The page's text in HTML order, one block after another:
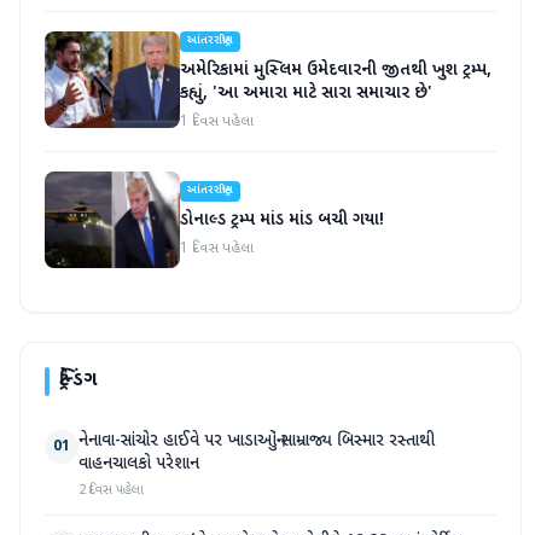
આંતરરાષ્ટ્રીય
અમેરિકામાં મુસ્લિમ ઉમેદવારની જીતથી ખુશ ટ્રમ્પ,
કહ્યું, 'આ અમારા માટે સારા સમાચાર છે'
1 દિવસ પહેલા
આંતરરાષ્ટ્રીય
ડોનાલ્ડ ટ્રમ્પ માંડ માંડ બચી ગયા!
1 દિવસ પહેલા
ટ્રેન્ડિંગ
01 નેનાવા-સાંચોર હાઈવે પર ખાડાઓનું સામ્રાજ્ય બિસ્માર રસ્તાથી
વાહનચાલકો પરેશાન
2 દિવસ પહેલા